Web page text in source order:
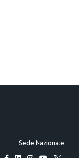
Sede Nazionale